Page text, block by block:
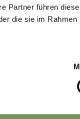
Partner führen
die sie im Rahmen